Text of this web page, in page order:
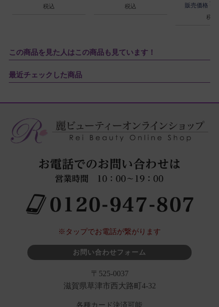
税込 税込 販売価格 ¥
税込
この商品を見た人はこの商品も見ています！
最近チェックした商品
※タップでお電話が繋がります
お問い合わせフォーム
〒525-0037
滋賀県草津市西大路町4-32
各種カード決済可能